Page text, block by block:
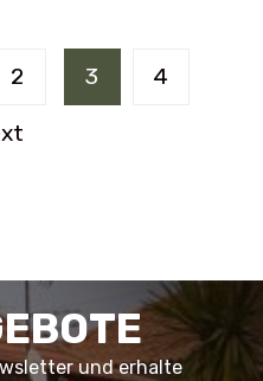
2 3 4
und erhalte